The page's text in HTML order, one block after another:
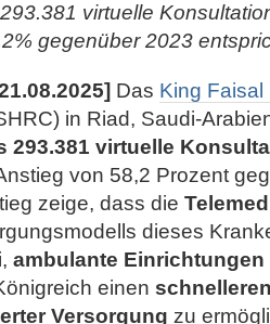
virtuelle
gegenüber 2023
Das King
in Riad, Saudi-
293.381 virtuelle
von 58,2 Prozent
zeige, dass die
dieses
ambulante Einrichtungen
einen
Versorgung zu